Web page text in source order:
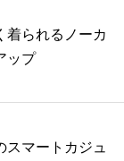
着られるノーカ
ップ
スマートカジュ